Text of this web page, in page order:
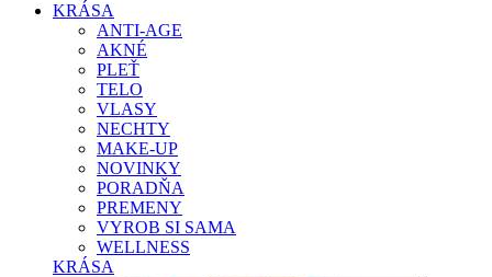
KRÁSA
ANTI-AGE
AKNÉ
PLEŤ
TELO
VLASY
NECHTY
MAKE-UP
NOVINKY
PORADŇA
PREMENY
VYROB SI SAMA
WELLNESS
KRÁSA